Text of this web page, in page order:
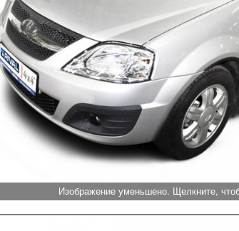
Изображение уменьшено. Щелкните,